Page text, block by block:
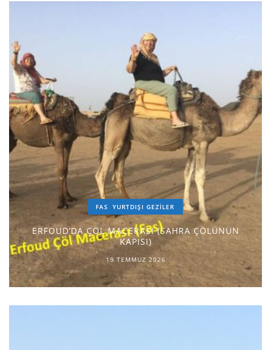
FAS YURTDIŞI GEZILER
ERFOUD’DA ÇÖL MACERASI (SAHRA ÇÖLÜNÜN
KAPISI)
19 TEMMUZ 2026